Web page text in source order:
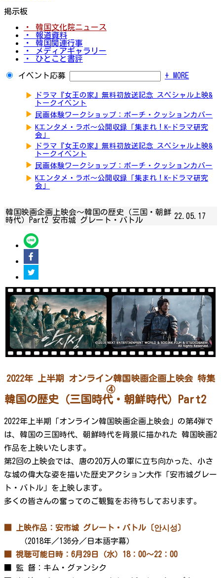
掲示板
・ 韓国文化院ニュース
・ 報道資料
・ 韓国関連行事
・ メディアギャラリー
・ ひとこと書評
イベント応募 + MORE
▶
ドラマ『女王の家』無料初放送記念 スペシャル上映&
トークイベント
▶ 民画体験ワークショップ：ポーチ・クッションカバー
▶ Kエンタメ・ラボ～公開収録「集まれ！K-ドラマ研究
会」
▶
ドラマ『女王の家』無料初放送記念 スペシャル上映&
トークイベント
▶ 民画体験ワークショップ：ポーチ・クッションカバー
▶ Kエンタメ・ラボ～公開収録「集まれ！K-ドラマ研究
会」
韓国映画企画上映会～韓国の歴史（三国・朝鮮
時代）Part2 安市城 グレート・バトル
22.05.17
2022年 上半期 オンライン韓国映画企画上映会 特集
④
韓国の歴史（三国時代・朝鮮時代）Part2
2022年上半期「オンライン韓国映画企画上映会」の第4弾で
は、韓国の三国時代、朝鮮時代を背景に描かれた 韓国映画2
作品を上映いたします。
第2回の上映会では、唐の20万人の軍に立ち向かった、小さ
な城の偉大な姿を描いた歴史アクション大作「安市城グレー
ト・バトル」を上映します。
多くの皆さんの奮ってのご観覧をお待ちしております。
■ 上映作品：安市城 グレート・バトル〔안시성〕
（2018年／136分／日本語字幕）
■ 視聴可能日時：6月29日（水）18：00～22：00
■ 監 督：キム・グァンシク